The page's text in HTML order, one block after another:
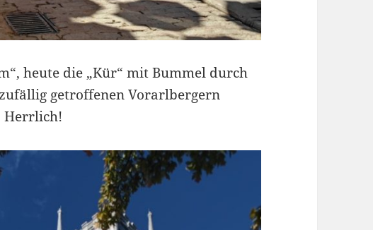
heute die „Kür“ mit Bummel durch
getroffenen Vorarlbergern
Herrlich!